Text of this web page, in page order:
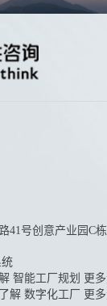
41号创意产业园C
统
智能工厂规划 更多
解 数字化工厂 更多